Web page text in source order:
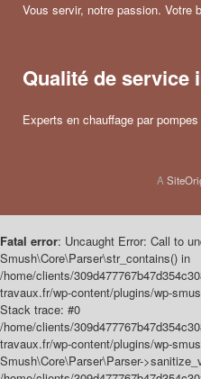
Vous servir, notre passion. Votre
Qualité de service
Experts en chauffage par
A
Fatal error: Uncaught Error: Call to
Smush\Core\Parser\str_contains() in
/home/clients/
travaux.fr/wp-content/plugins/wp-
Stack trace: #0
/home/clients/
travaux.fr/wp-content/plugins/wp-
Smush\Core\Parser\Parser-